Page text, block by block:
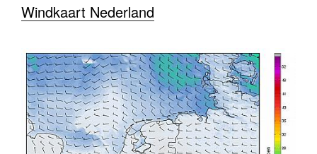
Windkaart Nederland